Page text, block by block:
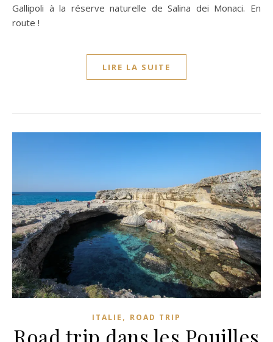
Gallipoli à la réserve naturelle de Salina dei Monaci. En
route !
LIRE LA SUITE
ITALIE , ROAD TRIP
Road trip dans les Pouilles